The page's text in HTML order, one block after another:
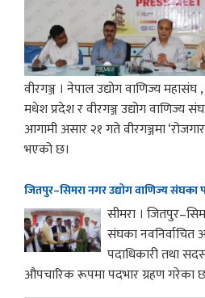
वीरगञ्ज । नेपाल उद्योग वाणिज्य
मधेश प्रदेश र वीरगञ्ज उद्योग वाणिज्य
आगामी असार २१ गते वीरगञ्जमा
भएको छ।
जितपुर–सिमरा नगर उद्योग वाणिज्य संघका
सीमरा ।
संघका नवनिर्वाचित
पदाधिकारी तथा
औपचारिक रूपमा पदभार ग्रहण गरेका